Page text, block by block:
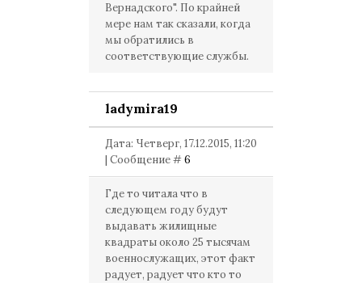
Вернадского". По крайней
мере нам так сказали, когда
мы обратились в
соответствующие службы.
ladymira19
Дата: Четверг, 17.12.2015, 11:20
| Сообщение #6
Где то читала что в
следующем году будут
выдавать жилищные
квадраты около 25 тысячам
военнослужащих, этот факт
радует, радует что кто то